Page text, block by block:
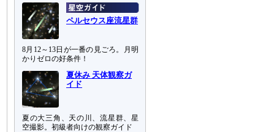
ペルセウス座流星群
8月12～13日が一番の見ごろ。月明
かりゼロの好条件！
夏休み 天体観察ガ
イド
夏の大三角、天の川、流星群、星
空撮影。初級者向けの観察ガイド